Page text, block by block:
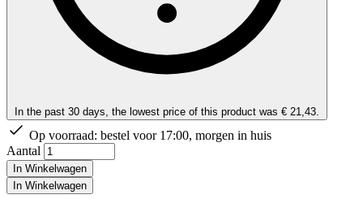
In the past 30 days, the lowest price of this product was € 21,43.
Op voorraad: bestel voor 17:00, morgen in huis
Aantal
In Winkelwagen
In Winkelwagen